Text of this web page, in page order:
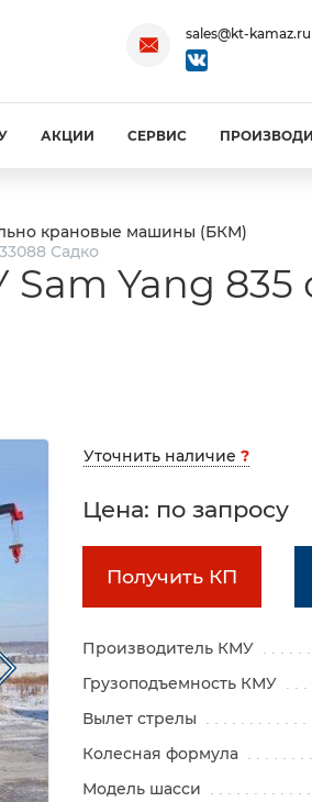
sales@kt-kamaz.ru
АКЦИИ СЕРВИС
крановые машины (БКМ)
Садко
Yang
Уточнить наличие ?
Цена: по запросу
Получить КП
Производитель КМУ
Грузоподъемность КМУ
Вылет стрелы
Колесная формула
Модель шасси